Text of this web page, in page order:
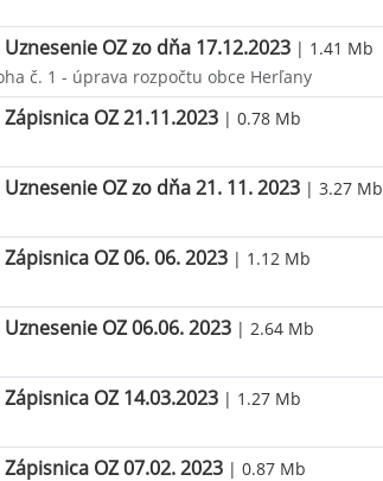
Uznesenie OZ zo dňa 17.12.2023 | 1.41 Mb
č. 1 - úprava rozpočtu obce Herľany
Zápisnica OZ 21.11.2023 | 0.78 Mb
Uznesenie OZ zo dňa 21. 11. 2023 | 3.27 Mb
Zápisnica OZ 06. 06. 2023 | 1.12 Mb
Uznesenie OZ 06.06. 2023 | 2.64 Mb
Zápisnica OZ 14.03.2023 | 1.27 Mb
Zápisnica OZ 07.02. 2023 | 0.87 Mb